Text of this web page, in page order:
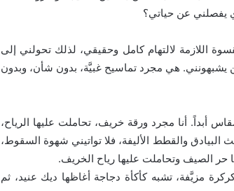
يفصلني عن حياتي؟
اللازمة لالتهام كامل وحقيقي، لذلك تحولني إلى
يشبهونني. هي مجرد تماسيح غبيَّة، بدون شأن، وبدون
أبداً. أنا مجرد ورقة خريف، تحاملت عليها الرياح،
البيادق والقطط الأليفة، فلا تواتيني شهوة السقوط،
حر الصيف وتحاملت عليها رياح الخريف.
مزيَّفة، تشبه كأكأة دجاجة أغاظها ديك عنيد، ثم